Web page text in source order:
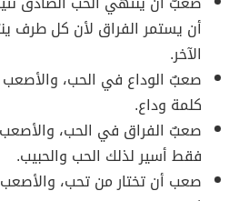
أن يستمر الفراق لأن كل طرف
الآخر.
صعبٌ الوداع في الحب،
كلمة وداع.
صعبٌ الفراق في الحب،
فقط أسير لذلك الحب والحبيب.
صعب أن تختار من تحب،